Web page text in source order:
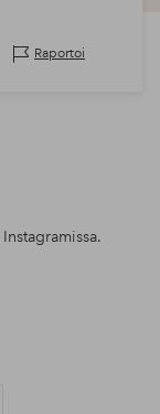
Raportoi
Instagramissa.